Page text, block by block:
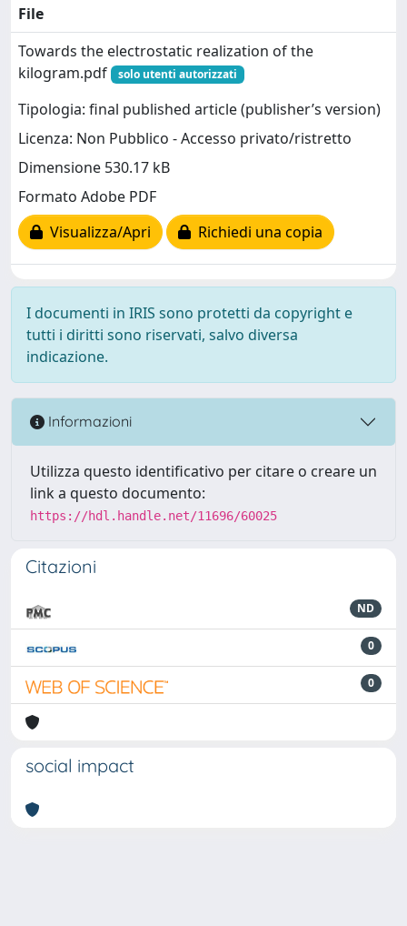
File
Towards the electrostatic realization of the
kilogram.pdf
solo utenti autorizzati
Tipologia: final published article (publisher’s version)
Licenza: Non Pubblico - Accesso privato/ristretto
Dimensione 530.17 kB
Formato Adobe PDF
Visualizza/Apri
Richiedi una copia
I documenti in IRIS sono protetti da copyright e
tutti i diritti sono riservati, salvo diversa
indicazione.
Informazioni
Utilizza questo identificativo per citare o creare un
link a questo documento:
https://hdl.handle.net/11696/60025
Citazioni
ND
0
0
social impact